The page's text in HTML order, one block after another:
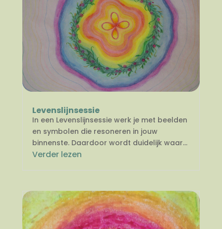
Levenslijnsessie
In een Levenslijnsessie werk je met beelden
en symbolen die resoneren in jouw
binnenste. Daardoor wordt duidelijk waar...
Verder lezen